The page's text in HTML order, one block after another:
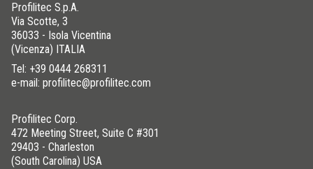
Profilitec S.p.A.
Via Scotte, 3
36033 - Isola Vicentina
(Vicenza) ITALIA
Tel: +39 0444 268311
e-mail: profilitec@profilitec.com
Profilitec Corp.
472 Meeting Street, Suite C #301
29403 - Charleston
(South Carolina) USA